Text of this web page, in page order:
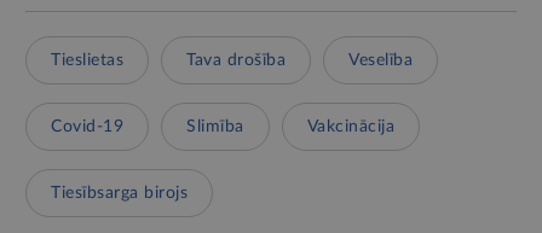
Tieslietas Tava drošība Veselība
Covid-19 Slimība Vakcinācija
Tiesībsarga birojs